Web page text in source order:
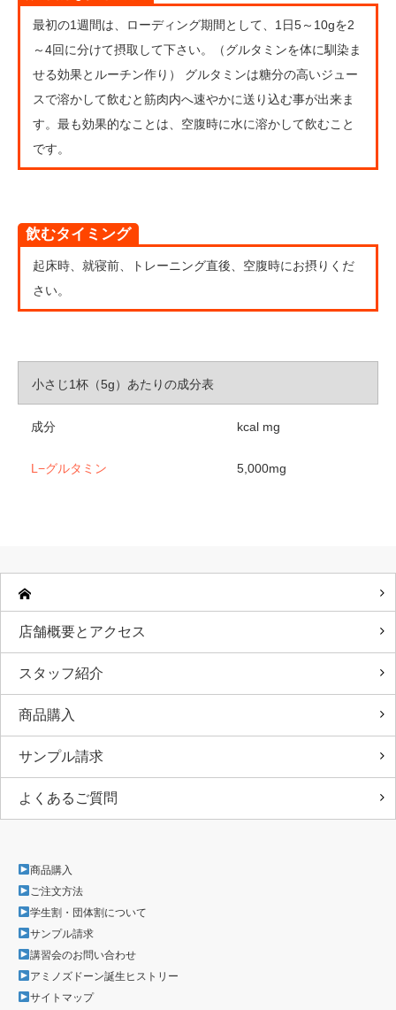
最初の1週間は、ローディング期間として、1日5～10gを2
～4回に分けて摂取して下さい。（グルタミンを体に馴染ま
せる効果とルーチン作り） グルタミンは糖分の高いジュー
スで溶かして飲むと筋肉内へ速やかに送り込む事が出来ま
す。最も効果的なことは、空腹時に水に溶かして飲むこと
です。
飲むタイミング
起床時、就寝前、トレーニング直後、空腹時にお摂りくだ
さい。
小さじ1杯（5g）あたりの成分表
成分 kcal mg
L−グルタミン 5,000mg
店舗概要とアクセス
スタッフ紹介
商品購入
サンプル請求
よくあるご質問
商品購入
ご注文方法
学生割・団体割について
サンプル請求
講習会のお問い合わせ
アミノズドーン誕生ヒストリー
サイトマップ